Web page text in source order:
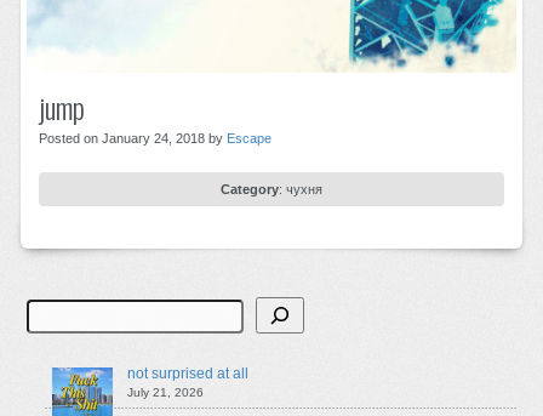
jump
Posted on January 24, 2018 by Escape
Category: чухня
Search
not surprised at all
July 21, 2026